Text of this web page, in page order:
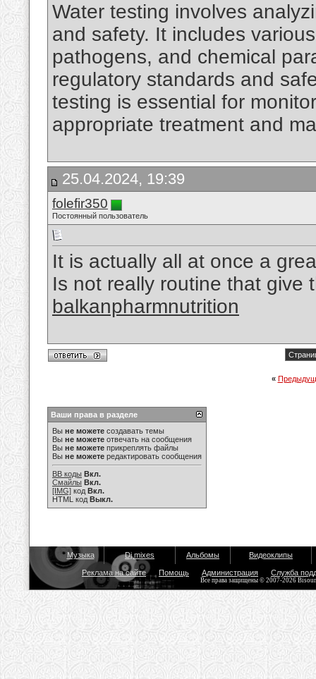
Water testing involves
and safety. It includes
pathogens, and chemical
regulatory standards and
testing is essential for
appropriate treatment and
25.04.2024, 19:39
folefir350
Постоянный пользователь
It is actually all at once a
Is not really routine that give
balkanpharmnutrition
«
Ваши права в разделе
Вы не можете создавать темы
Вы не можете отвечать на сообщения
Вы не можете прикреплять файлы
Вы не можете редактировать сообщения
BB коды Вкл.
Смайлы Вкл.
[IMG] код Вкл.
HTML код Выкл.
Музыка Dj mixes Альбомы Видеоклипы
Реклама на сайте Помощь Администрация Служба
Все права защищены © 2007-2026